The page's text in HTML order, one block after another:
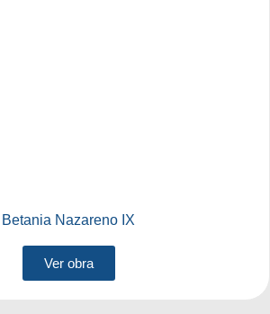
Betania Nazareno IX
Ver obra